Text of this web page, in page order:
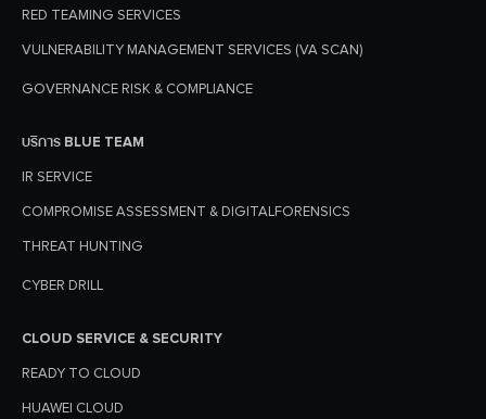
RED TEAMING SERVICES
VULNERABILITY MANAGEMENT SERVICES (VA SCAN)
GOVERNANCE RISK & COMPLIANCE
บริการ BLUE TEAM
IR SERVICE
COMPROMISE ASSESSMENT & DIGITALFORENSICS
THREAT HUNTING
CYBER DRILL
CLOUD SERVICE & SECURITY
READY TO CLOUD
HUAWEI CLOUD